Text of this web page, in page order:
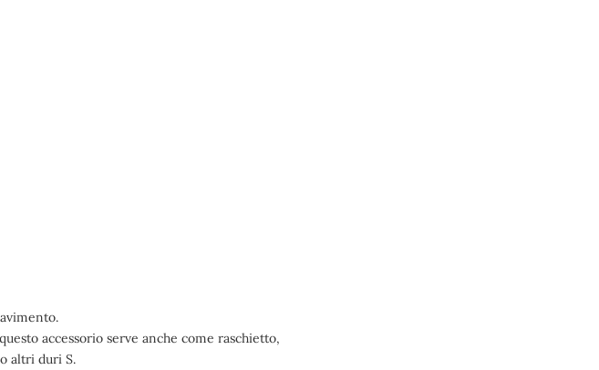
accessorio serve anche come raschietto,
altri duri S.